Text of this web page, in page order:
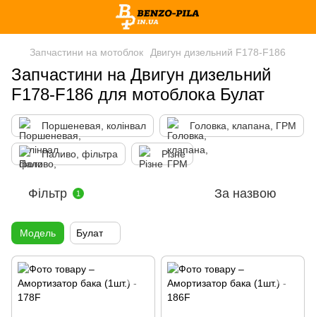
Запчастини на мотоблок Двигун дизельний F178-F186
Запчастини на Двигун дизельний
F178-F186 для мотоблока Булат
Поршеневая, колінвал Головка, клапана, ГРМ
Паливо, фільтра Різне
Фільтр 1 За назвою
Модель Булат